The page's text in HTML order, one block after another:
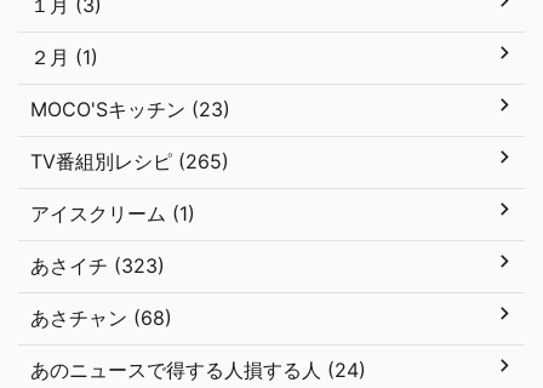
１月 (3)
２月 (1)
MOCO'Sキッチン (23)
TV番組別レシピ (265)
アイスクリーム (1)
あさイチ (323)
あさチャン (68)
あのニュースで得する人損する人 (24)